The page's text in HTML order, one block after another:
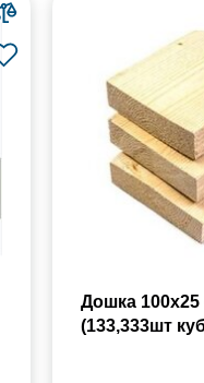
Дошка 100х25
(133,333шт